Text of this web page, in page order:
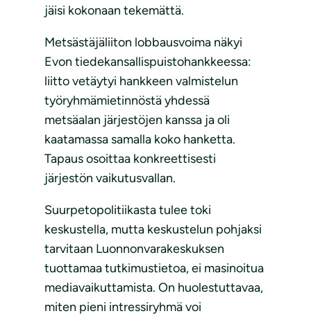
jäisi kokonaan tekemättä.
Metsästäjäliiton lobbausvoima näkyi
Evon tiedekansallispuistohankkeessa:
liitto vetäytyi hankkeen valmistelun
työryhmämietinnöstä yhdessä
metsäalan järjestöjen kanssa ja oli
kaatamassa samalla koko hanketta.
Tapaus osoittaa konkreettisesti
järjestön vaikutusvallan.
Suurpetopolitiikasta tulee toki
keskustella, mutta keskustelun pohjaksi
tarvitaan Luonnonvarakeskuksen
tuottamaa tutkimustietoa, ei masinoitua
mediavaikuttamista. On huolestuttavaa,
miten pieni intressiryhmä voi